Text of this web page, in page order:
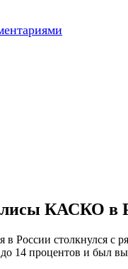
КАСКО в
в России столкнулся
до 14 процентов и был